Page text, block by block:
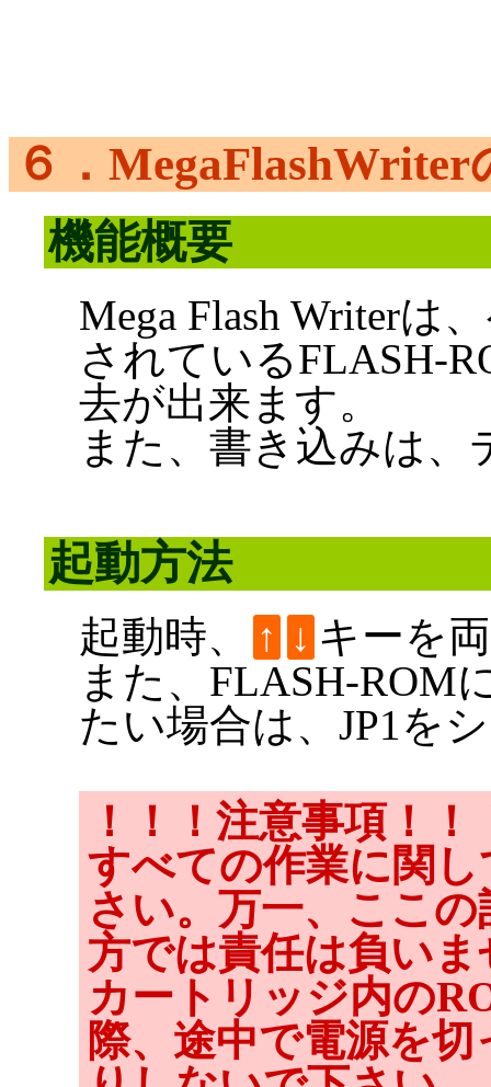
６．MegaFlashWriter
機能概要
Mega Flash Writerは
されているFLASH-
去が出来ます。
また、書き込みは
起動方法
起動時、 ↑ ↓ キーを
また、FLASH-ROM
たい場合は、JP1を
！！！注意事項！！
すべての作業に関
さい。万一、ここ
方では責任は負いま
カートリッジ内の
際、途中で電源を